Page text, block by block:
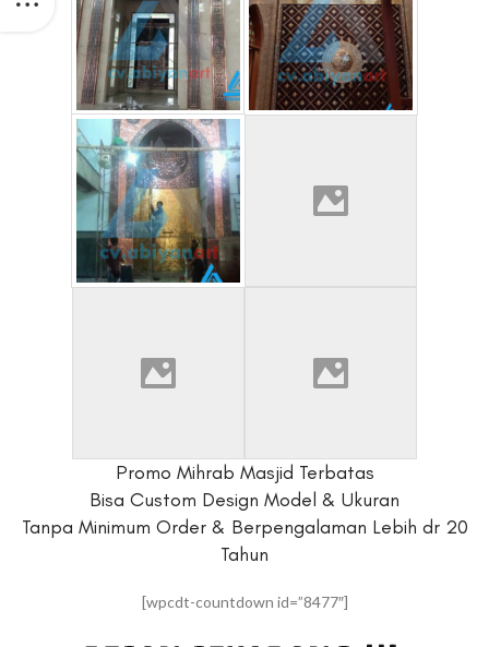
Promo Mihrab Masjid Terbatas
Bisa Custom Design Model & Ukuran
Tanpa Minimum Order & Berpengalaman Lebih dr 20
Tahun
[wpcdt-countdown id=”8477″]